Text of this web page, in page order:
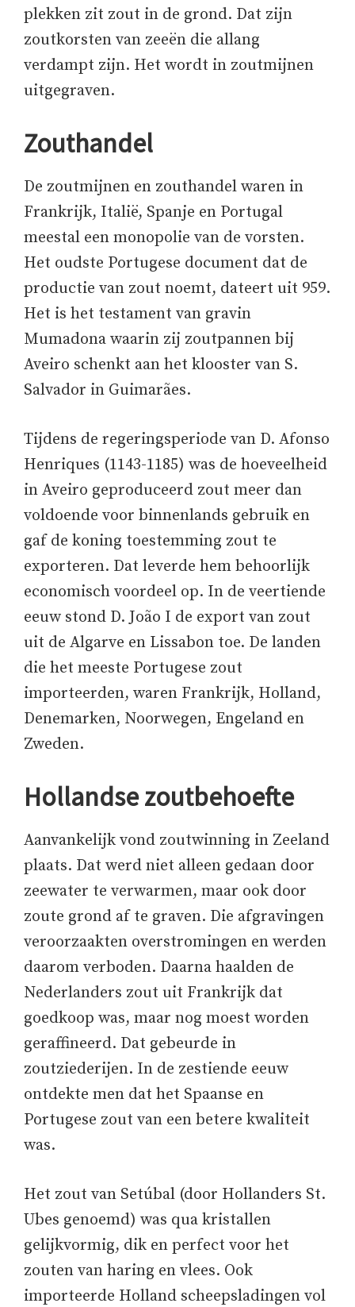
plekken zit zout in de grond. Dat zijn
zoutkorsten van zeeën die allang
verdampt zijn. Het wordt in zoutmijnen
uitgegraven.
Zouthandel
De zoutmijnen en zouthandel waren in
Frankrijk, Italië, Spanje en Portugal
meestal een monopolie van de vorsten.
Het oudste Portugese document dat de
productie van zout noemt, dateert uit 959.
Het is het testament van gravin
Mumadona waarin zij zoutpannen bij
Aveiro schenkt aan het klooster van S.
Salvador in Guimarães.
Tijdens de regeringsperiode van D. Afonso
Henriques (1143-1185) was de hoeveelheid
in Aveiro geproduceerd zout meer dan
voldoende voor binnenlands gebruik en
gaf de koning toestemming zout te
exporteren. Dat leverde hem behoorlijk
economisch voordeel op. In de veertiende
eeuw stond D. João I de export van zout
uit de Algarve en Lissabon toe. De landen
die het meeste Portugese zout
importeerden, waren Frankrijk, Holland,
Denemarken, Noorwegen, Engeland en
Zweden.
Hollandse zoutbehoefte
Aanvankelijk vond zoutwinning in Zeeland
plaats. Dat werd niet alleen gedaan door
zeewater te verwarmen, maar ook door
zoute grond af te graven. Die afgravingen
veroorzaakten overstromingen en werden
daarom verboden. Daarna haalden de
Nederlanders zout uit Frankrijk dat
goedkoop was, maar nog moest worden
geraffineerd. Dat gebeurde in
zoutziederijen. In de zestiende eeuw
ontdekte men dat het Spaanse en
Portugese zout van een betere kwaliteit
was.
Het zout van Setúbal (door Hollanders St.
Ubes genoemd) was qua kristallen
gelijkvormig, dik en perfect voor het
zouten van haring en vlees. Ook
importeerde Holland scheepsladingen vol